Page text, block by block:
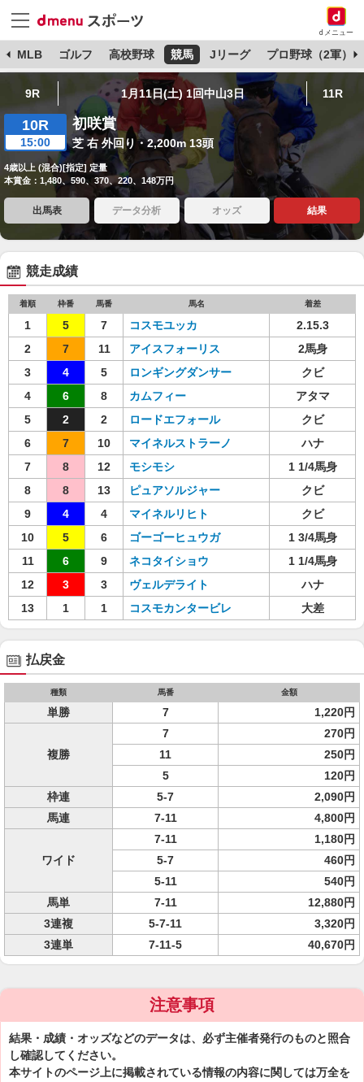
dメニュー
MLB ゴルフ 高校野球 競馬 Jリーグ プロ野球（2軍）
9R 1月11日(土) 1回中山3日 11R
10R
15:00
初咲賞
芝 右 外回り・2,200m 13頭
4歳以上 (混合)[指定] 定量
本賞金：1,480、590、370、220、148万円
出馬表 データ分析 オッズ 結果
競走成績
着順 枠番 馬番 馬名 着差
1 5 7 コスモユッカ
2.15.3
2
7 11 アイスフォーリス
2馬身
3
4 5 ロンギングダンサー
クビ
4
6 8 カムフィー
アタマ
5
2 2 ロードエフォール
クビ
6
7 10 マイネルストラーノ
ハナ
7
8 12 モシモシ
1 1/4馬身
8
8 13 ピュアソルジャー
クビ
9
4 4 マイネルリヒト
クビ
10
5 6 ゴーゴーヒュウガ
1 3/4馬身
11
6 9 ネコタイショウ
1 1/4馬身
12
3 3 ヴェルデライト
ハナ
13
1 1 コスモカンタービレ 大差
払戻金
種類 馬番 金額
単勝 7 1,220円
複勝
7
270円
11
250円
5
120円
枠連
5-7
2,090円
馬連
7-11 4,800円
ワイド
7-11
1,180円
5-7
460円
5-11
540円
馬単
7-11
12,880円
3連複
5-7-11
3,320円
3連単
7-11-5 40,670円
注意事項
結果・成績・オッズなどのデータは、必ず主催者発行のものと照合
し確認してください。
本サイトのページ上に掲載されている情報の内容に関しては万全を